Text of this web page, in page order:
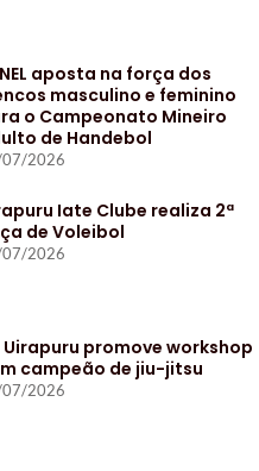
aposta na força dos
masculino e feminino
o Campeonato Mineiro
de Handebol
2026
Iate Clube realiza 2ª
de Voleibol
2026
Uirapuru promove workshop
campeão de jiu-jitsu
2026